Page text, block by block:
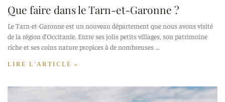
Que faire dans le Tarn-et-Garonne ?
Le Tarn-et-Garonne est un nouveau département que nous avons visité
de la région d’Occitanie. Entre ses jolis petits villages, son patrimoine
riche et ses coins nature propices à de nombreuses
LIRE L'ARTICLE »